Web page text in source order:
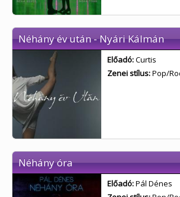
Néhány év után - Nyári Kálmán
Előadó:Curtis
Zenei stílus:Pop/
Néhány óra
Előadó:Pál Dénes